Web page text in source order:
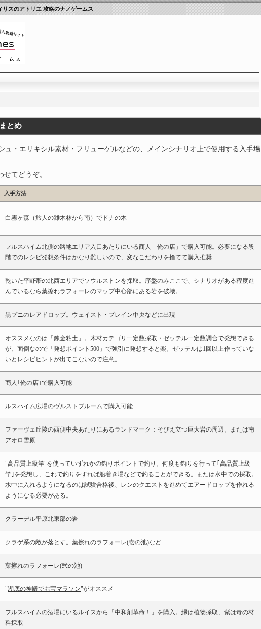
スのアトリエ 攻略のナノゲームス
とめ
ュ・エリキシル素材・フリューゲルなどの、メインシナリオ上で使用する入手場
せてどうぞ。
入手方法
白霧ヶ森（旅人の雑木林から南）でドナの木
フルスハイム北側の路地エリア入口あたりにいる商人「俺の店」で購入可能。必要になる段
階でのレシピ発想条件はかなり難しいので、変なこだわりを捨てて購入推奨
乾いた平野帯の北西エリアでソウルストンを採取。序盤のみここで、シナリオがある程度進
んでいるなら葉擦れラフォーレのマップ中心部にある岩を破壊。
黒プニのレアドロップ。ウェイスト・プレイン中央などに出現
オススメなのは「錬金粘土」。木材カテゴリ一定数採取・ゼッテル一定数調合で発想できる
が、面倒なので「発想ポイント500」で強引に発想すると楽。ゼッテルは1回以上作っていな
いとレシピヒントが出てこないので注意。
商人｢俺の店｣で購入可能
ルスハイム広場のヴルストブルームで購入可能
ファーヴェ丘陵の西側中央あたりにあるランドマーク：そびえ立つ巨大岩の周辺。または南
アオロ雪原
"高品質上級竿"を使っていずれかの釣りポイントで釣り。何度も釣りを行って｢高品質上級
竿｣を発想し、これで釣りをすれば船着き場などで釣ることができる。または水中での採取。
水中に入れるようになるのは試験合格後、レンのクエストを進めてエアードロップを作れる
ようになる必要がある。
クラーデル平原北東部の岩
クラゲ系の敵が落とす。葉擦れのラフォーレ(壱の池)など
葉擦れのラフォーレ(弐の池)
"湖底の神殿でお宝マラソン"がオススメ
フルスハイムの酒場にいるルイスから「中和剤革命！」を購入。緑は植物採取、紫は毒の材
料採取